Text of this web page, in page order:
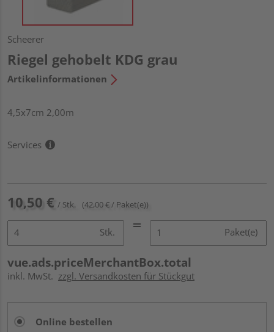
Scheerer
Riegel gehobelt KDG grau
Artikelinformationen
4,5x7cm 2,00m
Services
10,50 € / Stk. (42,00 € / Paket(e))
Stk. Paket(e)
vue.ads.priceMerchantBox.total
inkl. MwSt. zzgl. Versandkosten für Stückgut
Online bestellen